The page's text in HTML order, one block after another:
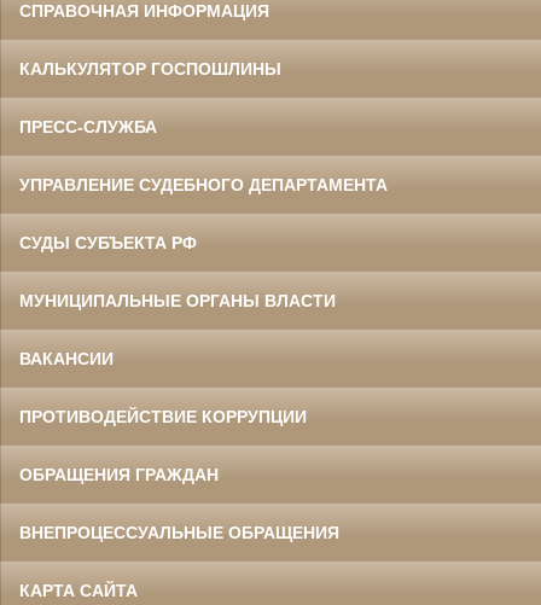
СПРАВОЧНАЯ ИНФОРМАЦИЯ
КАЛЬКУЛЯТОР ГОСПОШЛИНЫ
ПРЕСС-СЛУЖБА
УПРАВЛЕНИЕ СУДЕБНОГО ДЕПАРТАМЕНТА
СУДЫ СУБЪЕКТА РФ
МУНИЦИПАЛЬНЫЕ ОРГАНЫ ВЛАСТИ
ВАКАНСИИ
ПРОТИВОДЕЙСТВИЕ КОРРУПЦИИ
ОБРАЩЕНИЯ ГРАЖДАН
ВНЕПРОЦЕССУАЛЬНЫЕ ОБРАЩЕНИЯ
КАРТА САЙТА